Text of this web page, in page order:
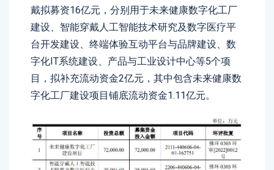
戴拟募资16亿元，分别用于未来健康数字化工厂
建设、智能穿戴人工智能技术研究及数字医疗平
台开发建设、终端体验互动平台与品牌建设、数
字化IT系统建设、产品与工业设计中心等5个项
目，拟补充流动资金2亿元，其中包含未来健康数
字化工厂建设项目铺底流动资金1.11亿元。